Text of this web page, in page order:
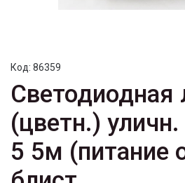
Код: 86359
Светодиодная
(цветн.)
5 5м (питание